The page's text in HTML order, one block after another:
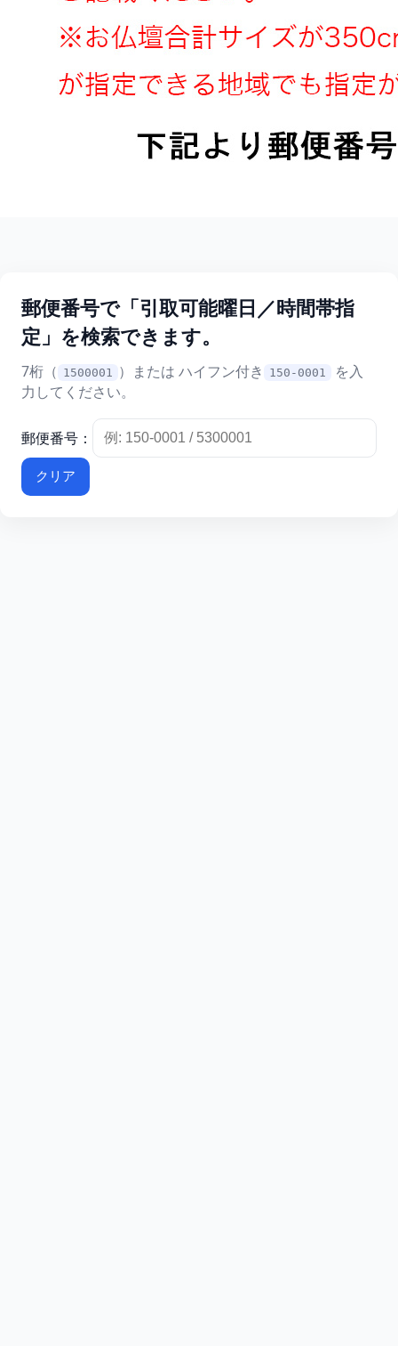
郵便番号で「引取可能曜日／時間帯指
定」を検索できます。
7桁（ 1500001 ）または ハイフン付き 150-0001
を入
力してください。
郵便番号：
クリア